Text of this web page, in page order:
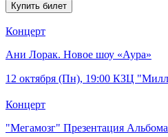
Концерт
Ани Лорак. Новое шоу «Аура»
12 октября (Пн), 19:00 КЗЦ
Концерт
"Мегамозг" Презентация Альбома